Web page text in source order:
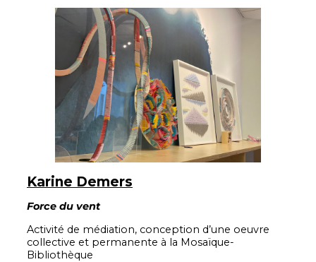
Karine Demers
Force du vent
Activité de médiation, conception d’une oeuvre
collective et permanente à la Mosaïque-
Bibliothèque